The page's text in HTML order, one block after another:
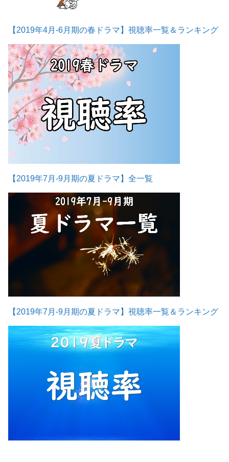
【2019年4月-6月期の春ドラマ】視聴率一覧＆ランキング
【2019年7月-9月期の夏ドラマ】全一覧
【2019年7月-9月期の夏ドラマ】視聴率一覧＆ランキング